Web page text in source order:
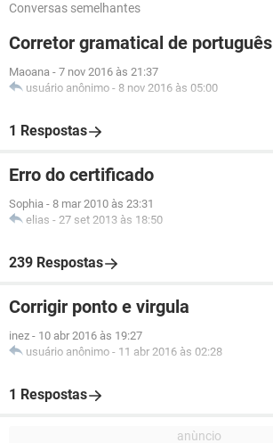
Conversas semelhantes
Corretor gramatical de português
Maoana - 7 nov 2016 às 21:37
usuário anônimo - 8 nov 2016 às 05:00
1 Respostas
Erro do certificado
Sophia - 8 mar 2010 às 23:31
elias - 27 set 2013 às 18:50
239 Respostas
Corrigir ponto e virgula
inez - 10 abr 2016 às 19:27
usuário anônimo - 11 abr 2016 às 02:28
1 Respostas